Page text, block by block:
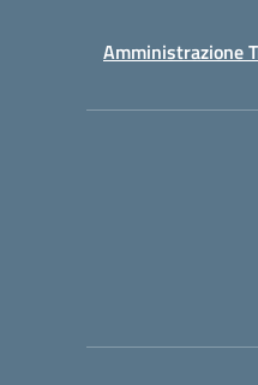
Amministrazione